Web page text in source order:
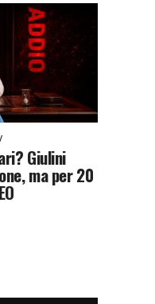
Giulini
ma per 20